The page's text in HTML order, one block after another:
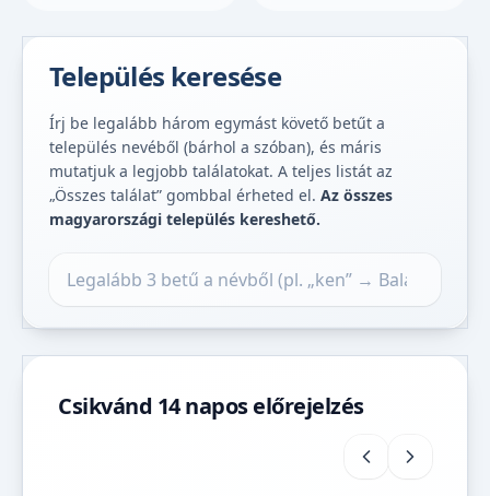
Település keresése
Írj be legalább három egymást követő betűt a
település nevéből (bárhol a szóban), és máris
mutatjuk a legjobb találatokat. A teljes listát az
„Összes találat” gombbal érheted el. Az összes
magyarországi település kereshető.
Csikvánd 14 napos előrejelzés